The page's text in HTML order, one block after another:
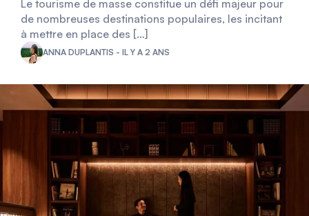
Le tourisme de masse constitue un défi majeur pour
de nombreuses destinations populaires, les incitant
à mettre en place des […]
ANNA DUPLANTIS - IL Y A 2 ANS